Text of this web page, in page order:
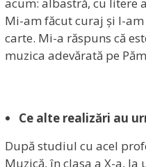
Mi-am făcut curaj și l-am
carte. Mi-a răspuns că
muzica adevărată pe
Ce alte realizări au
După studiul cu acel
Muzică, în clasa a X-a,